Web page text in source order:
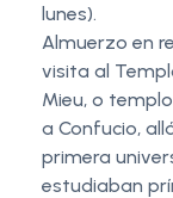
lunes).
Almuerzo en
visita al
Mieu, o
a Confucio,
primera
estudiaban